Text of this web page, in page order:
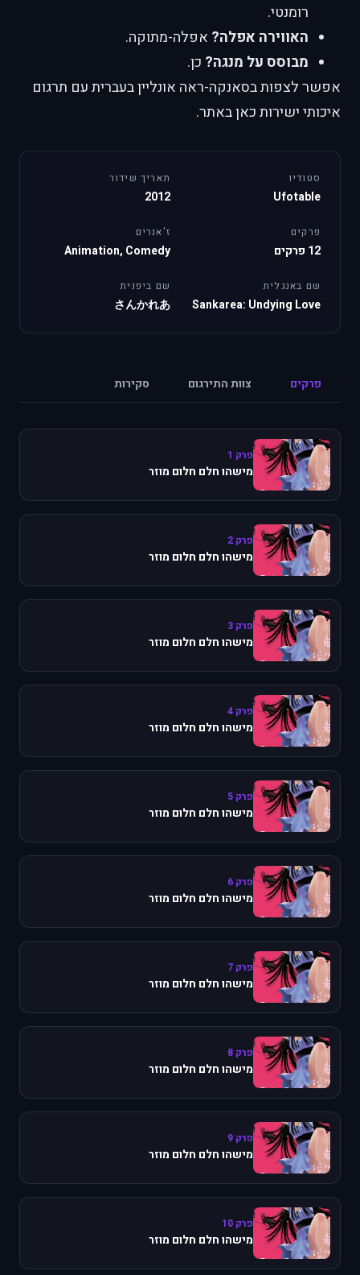
רומנטי.
האווירה אפלה? אפלה-מתוקה.
מבוסס על מנגה? כן.
אפשר לצפות בסאנקה-ראה אונליין בעברית עם תרגום
איכותי ישירות כאן באתר.
סטודיו
Ufotable
תאריך שידור
2012
פרקים
12 פרקים
ז'אנרים
Animation, Comedy
שם באנגלית
Sankarea: Undying Love
שם ביפנית
さんかれあ
פרקים צוות התירגום סקירות
פרק 1
מישהו חלם חלום מוזר
פרק 2
מישהו חלם חלום מוזר
פרק 3
מישהו חלם חלום מוזר
פרק 4
מישהו חלם חלום מוזר
פרק 5
מישהו חלם חלום מוזר
פרק 6
מישהו חלם חלום מוזר
פרק 7
מישהו חלם חלום מוזר
פרק 8
מישהו חלם חלום מוזר
פרק 9
מישהו חלם חלום מוזר
פרק 10
מישהו חלם חלום מוזר